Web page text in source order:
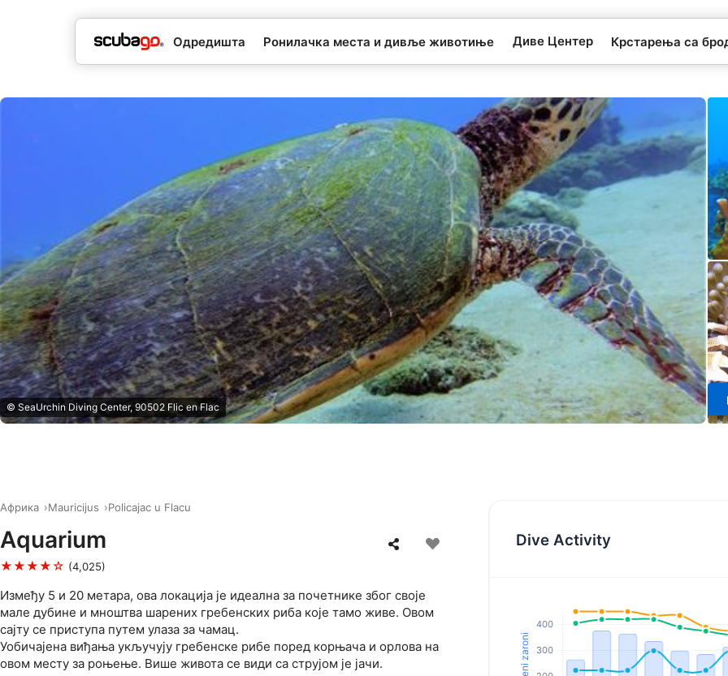
Одредишта Ронилачка места и дивље животиње Диве Центер Крстарења са
© SeaUrchin Diving Center, 90502 Flic en Flac
Африка Mauricijus Policajac u Flacu
Aquarium
★★★★☆ (4,025)
Између 5 и 20 метара, ова локација је идеална за почетнике због своје
мале дубине и мноштва шарених гребенских риба које тамо живе. Овом
сајту се приступа путем улаза за чамац.
Уобичајена виђања укључују гребенске рибе поред корњача и орлова на
овом месту за роњење. Више живота се види са струјом је јачи.
Dive Activity